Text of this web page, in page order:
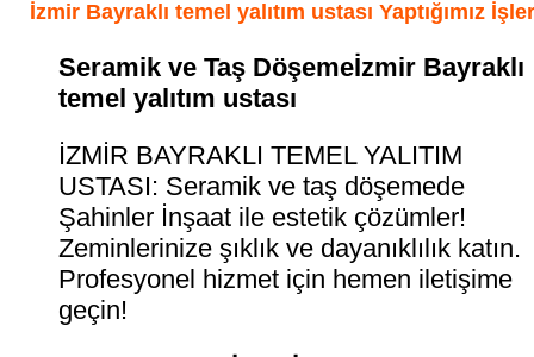
İzmir Bayraklı temel yalıtım ustası Yaptığımız İşler
Seramik ve Taş Döşemeİzmir Bayraklı
temel yalıtım ustası
İZMİR BAYRAKLI TEMEL YALITIM
USTASI: Seramik ve taş döşemede
Şahinler İnşaat ile estetik çözümler!
Zeminlerinize şıklık ve dayanıklılık katın.
Profesyonel hizmet için hemen iletişime
geçin!